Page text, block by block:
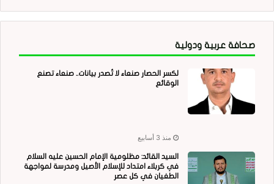
صحافة عربية ودولية
لكسر الحصار صنعاء لا تُصدر بيانات.. صنعاء تصنع
الوقائع
منذ 3 أسابيع
السيد القائد: مظلومية الإمام الحسين عليه السلام
في كربلاء امتداد للإسلام الأصيل ومدرسة لمواجهة
الطغيان في كل عصر